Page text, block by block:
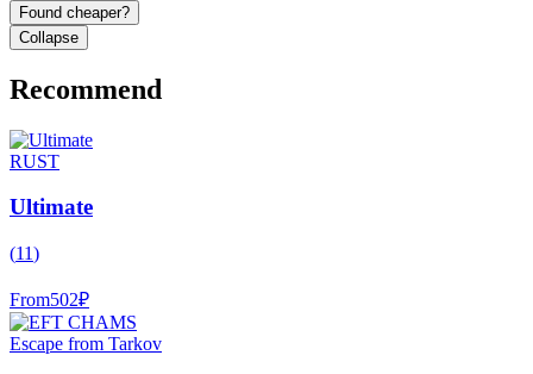
Found cheaper?
Collapse
Recommend
RUST
Ultimate
(11)
From502₽
Escape from Tarkov